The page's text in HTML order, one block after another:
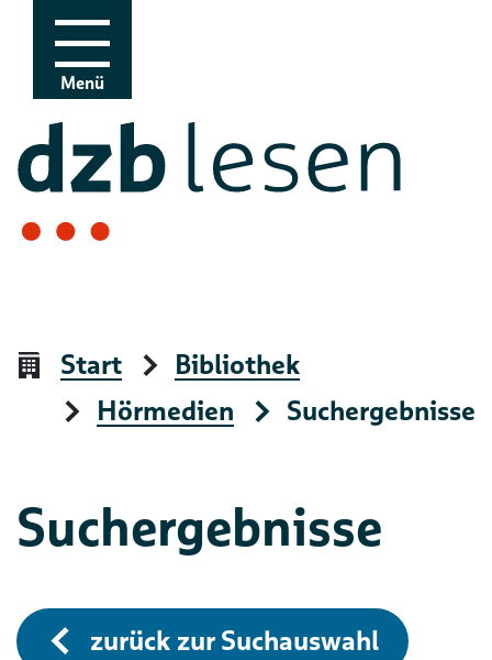
Zur Navigation
Zum Inhalt
Menü
Start
Bibliothek
Hörmedien
Suchergebnisse
Suchergebnisse
zurück zur Suchauswahl